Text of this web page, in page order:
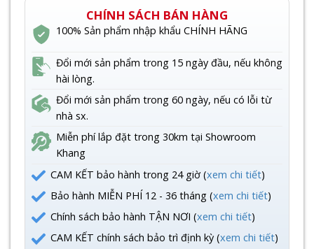
CHÍNH SÁCH BÁN HÀNG
100% Sản phẩm nhập khẩu CHÍNH HÃNG
Đổi mới sản phẩm trong 15 ngày đầu, nếu không
hài lòng.
Đổi mới sản phẩm trong 60 ngày, nếu có lỗi từ
nhà sx.
Miễn phí lắp đặt trong 30km tại Showroom
Khang
CAM KẾT bảo hành trong 24 giờ (xem chi tiết)
Bảo hành MIỄN PHÍ 12 - 36 tháng (xem chi tiết)
Chính sách bảo hành TẬN NƠI (xem chi tiết)
CAM KẾT chính sách bảo trì định kỳ (xem chi tiết)